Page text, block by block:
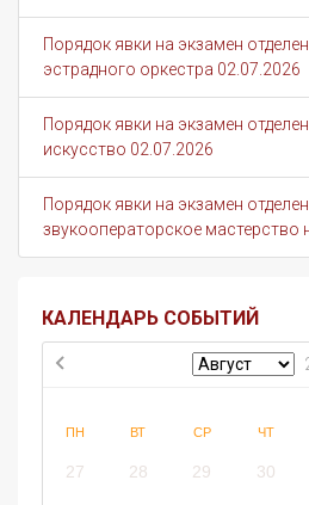
Порядок явки на экзамен
эстрадного оркестра 02.07.2026
Порядок явки на экзамен
искусство 02.07.2026
Порядок явки на экзамен
звукооператорское мастерство
КАЛЕНДАРЬ СОБЫТИЙ
ПН ВТ СР ЧТ
27 28 29 30